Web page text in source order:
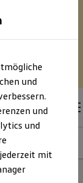
– Und
durch
und
und
und
mit